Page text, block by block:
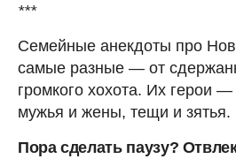
***
Семейные анекдоты про
самые разные — от
громкого хохота. Их герои
мужья и жены, тещи и зятья.
Пора сделать паузу?